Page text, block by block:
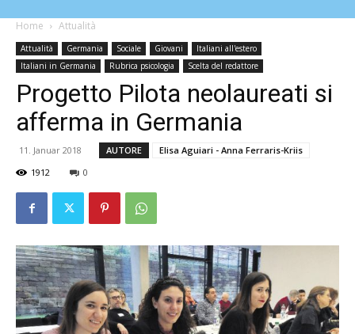
Corriere
d'Italia
Home Attualità
Attualità Germania Sociale Giovani
Italiani all'estero
Italiani in Germania
Rubrica psicologia Scelta del redattore
Progetto Pilota neolaureati si
afferma in Germania
11. Januar 2018 AUTORE
Elisa Aguiari - Anna Ferraris-Kriis
1912
0